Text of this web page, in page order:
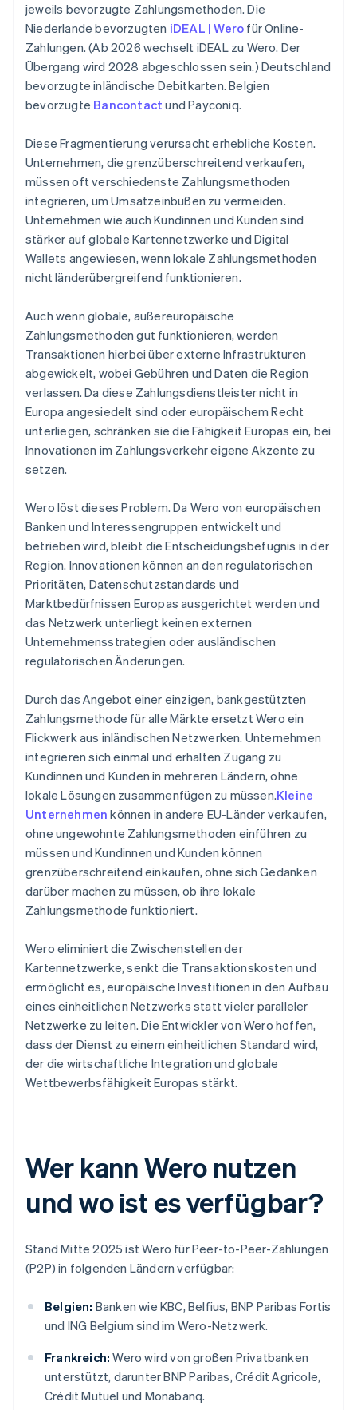
jeweils bevorzugte Zahlungsmethoden. Die
Niederlande bevorzugten iDEAL | Wero für Online-
Zahlungen. (Ab 2026 wechselt iDEAL zu Wero. Der
Übergang wird 2028 abgeschlossen sein.) Deutschland
bevorzugte inländische Debitkarten. Belgien
bevorzugte Bancontact und Payconiq.
Diese Fragmentierung verursacht erhebliche Kosten.
Unternehmen, die grenzüberschreitend verkaufen,
müssen oft verschiedenste Zahlungsmethoden
integrieren, um Umsatzeinbußen zu vermeiden.
Unternehmen wie auch Kundinnen und Kunden sind
stärker auf globale Kartennetzwerke und Digital
Wallets angewiesen, wenn lokale Zahlungsmethoden
nicht länderübergreifend funktionieren.
Auch wenn globale, außereuropäische
Zahlungsmethoden gut funktionieren, werden
Transaktionen hierbei über externe Infrastrukturen
abgewickelt, wobei Gebühren und Daten die Region
verlassen. Da diese Zahlungsdienstleister nicht in
Europa angesiedelt sind oder europäischem Recht
unterliegen, schränken sie die Fähigkeit Europas ein, bei
Innovationen im Zahlungsverkehr eigene Akzente zu
setzen.
Wero löst dieses Problem. Da Wero von europäischen
Banken und Interessengruppen entwickelt und
betrieben wird, bleibt die Entscheidungsbefugnis in der
Region. Innovationen können an den regulatorischen
Prioritäten, Datenschutzstandards und
Marktbedürfnissen Europas ausgerichtet werden und
das Netzwerk unterliegt keinen externen
Unternehmensstrategien oder ausländischen
regulatorischen Änderungen.
Durch das Angebot einer einzigen, bankgestützten
Zahlungsmethode für alle Märkte ersetzt Wero ein
Flickwerk aus inländischen Netzwerken. Unternehmen
integrieren sich einmal und erhalten Zugang zu
Kundinnen und Kunden in mehreren Ländern, ohne
lokale Lösungen zusammenfügen zu müssen.Kleine
Unternehmen können in andere EU-Länder verkaufen,
ohne ungewohnte Zahlungsmethoden einführen zu
müssen und Kundinnen und Kunden können
grenzüberschreitend einkaufen, ohne sich Gedanken
darüber machen zu müssen, ob ihre lokale
Zahlungsmethode funktioniert.
Wero eliminiert die Zwischenstellen der
Kartennetzwerke, senkt die Transaktionskosten und
ermöglicht es, europäische Investitionen in den Aufbau
eines einheitlichen Netzwerks statt vieler paralleler
Netzwerke zu leiten. Die Entwickler von Wero hoffen,
dass der Dienst zu einem einheitlichen Standard wird,
der die wirtschaftliche Integration und globale
Wettbewerbsfähigkeit Europas stärkt.
Wer kann Wero nutzen
und wo ist es verfügbar?
Stand Mitte 2025 ist Wero für Peer-to-Peer-Zahlungen
(P2P) in folgenden Ländern verfügbar:
Belgien: Banken wie KBC, Belfius, BNP Paribas Fortis
und ING Belgium sind im Wero-Netzwerk.
Frankreich: Wero wird von großen Privatbanken
unterstützt, darunter BNP Paribas, Crédit Agricole,
Crédit Mutuel und Monabanq.